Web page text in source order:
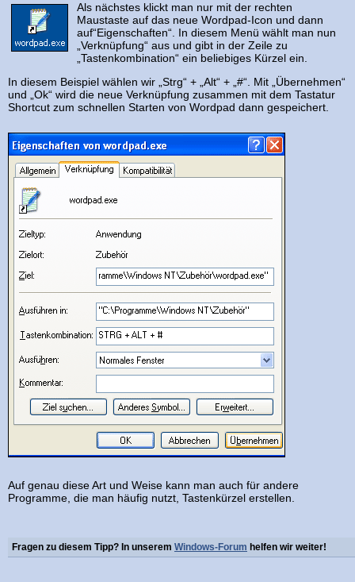
Als nächstes klickt man nur mit der rechten
Maustaste auf das neue Wordpad-Icon und dann
auf“Eigenschaften“. In diesem Menü wählt man nun
„Verknüpfung“ aus und gibt in der Zeile zu
„Tastenkombination“ ein beliebiges Kürzel ein.
In diesem Beispiel wählen wir „Strg“ + „Alt“ + „#“. Mit „Übernehmen“
und „Ok“ wird die neue Verknüpfung zusammen mit dem Tastatur
Shortcut zum schnellen Starten von Wordpad dann gespeichert.
Auf genau diese Art und Weise kann man auch für andere
Programme, die man häufig nutzt, Tastenkürzel erstellen.
Fragen zu diesem Tipp? In unserem Windows-Forum helfen wir weiter!